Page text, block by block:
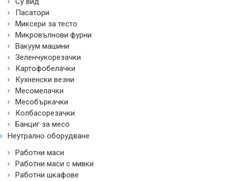
Пасатори
Миксери за тесто
Микровълнови фурни
Вакуум машини
Зеленчукорезачки
Картофобелачки
Кухненски везни
Месомелачки
Месобъркачки
Колбасорезачки
Банциг за месо
Неутрално оборудване
Работни маси
Работни маси с мивки
Работни шкафове